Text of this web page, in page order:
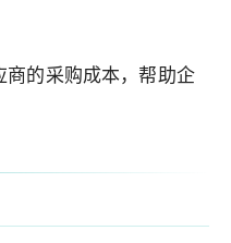
的采购成本，帮助企